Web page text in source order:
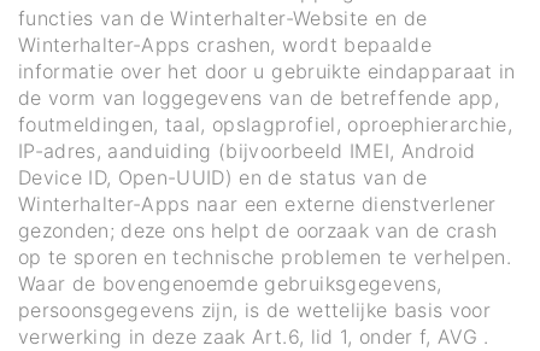
functies van de Winterhalter-Website en de
Winterhalter-Apps crashen, wordt bepaalde
informatie over het door u gebruikte eindapparaat in
de vorm van loggegevens van de betreffende app,
foutmeldingen, taal, opslagprofiel, oproephierarchie,
IP-adres, aanduiding (bijvoorbeeld IMEI, Android
Device ID, Open-UUID) en de status van de
Winterhalter-Apps naar een externe dienstverlener
gezonden; deze ons helpt de oorzaak van de crash
op te sporen en technische problemen te verhelpen.
Waar de bovengenoemde gebruiksgegevens,
persoonsgegevens zijn, is de wettelijke basis voor
verwerking in deze zaak Art.6, lid 1, onder f, AVG .